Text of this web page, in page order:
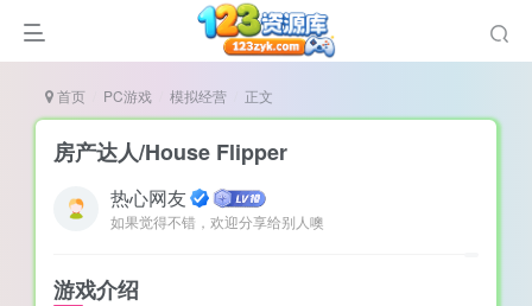
首页 PC游戏 模拟经营 正文
房产达人/House Flipper
热心网友
如果觉得不错，欢迎分享给别人噢
游戏介绍